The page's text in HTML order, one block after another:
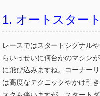
1. オートスター
レースではスタートシグナル
らいっせいに何台かのマシン
に飛び込みますね。コーナー
は高度なテクニックやかけ引